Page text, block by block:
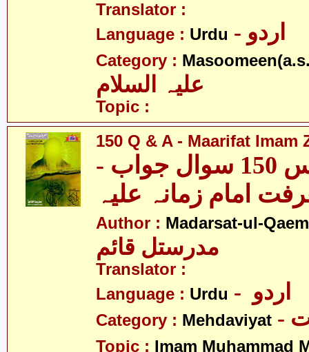
Translator :
Language : Urdu - اردو
Category :
Topic :
150 Q & A - Maarifat Imam
ایک سو پچاس 150 سوال جواب -
امام زمانہ علیہ
Author : Madarsat-ul-
مدرستل قائم
Translator :
Language : Urdu
Category : Mehdaviyat
Topic : Imam Muhammad